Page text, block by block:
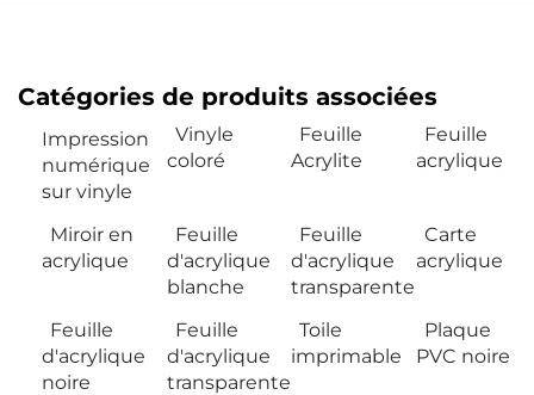
Catégories de produits associées
Impression
numérique
sur vinyle
Vinyle
coloré
Feuille
Acrylite
Feuille
acrylique
Miroir en
acrylique
Feuille
d'acrylique
blanche
Feuille
d'acrylique
transparente
Carte
acrylique
Feuille
d'acrylique
noire
Feuille
d'acrylique
transparente
Toile
imprimable
Plaque
PVC noire